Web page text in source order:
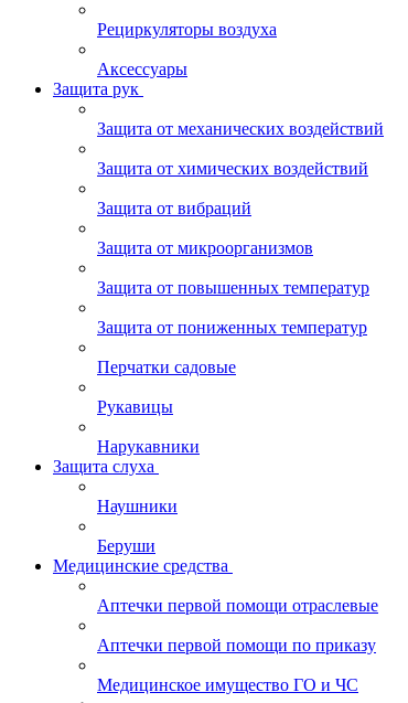
Рециркуляторы воздуха
Аксессуары
Защита рук
Защита от механических воздействий
Защита от химических воздействий
Защита от вибраций
Защита от микроорганизмов
Защита от повышенных температур
Защита от пониженных температур
Перчатки садовые
Рукавицы
Нарукавники
Защита слуха
Наушники
Беруши
Медицинские средства
Аптечки первой помощи отраслевые
Аптечки первой помощи по приказу
Медицинское имущество ГО и ЧС